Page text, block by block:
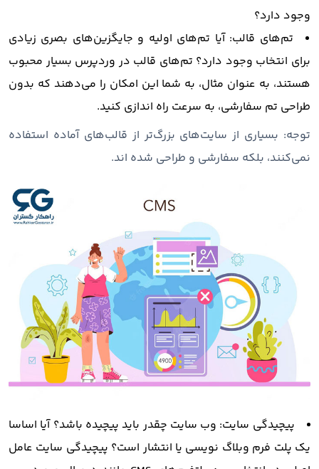
وجود دارد؟
تم‌های قالب: آیا تم‌های اولیه و جایگزین‌های بصری زیادی
برای انتخاب وجود دارد؟ تم‌های قالب در وردپرس بسیار محبوب
هستند، به عنوان مثال، به شما این امکان را می‌دهند که بدون
طراحی تم سفارشی، به سرعت راه اندازی کنید.
توجه: بسیاری از سایت‌های بزرگ‌تر از قالب‌های آماده استفاده
نمی‌کنند، بلکه سفارشی و طراحی شده ‌اند.
پیچیدگی سایت: وب سایت چقدر باید پیچیده باشد؟ آیا اساسا
یک پلت فرم وبلاگ نویسی یا انتشار است؟ پیچیدگی سایت عامل